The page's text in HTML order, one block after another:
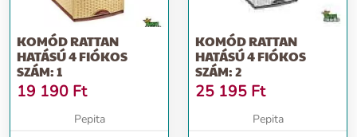
KOMÓD RATTAN
HATÁSÚ 4 FIÓKOS
SZÁM: 1
19 190 Ft
Pepita
KOMÓD RATTAN
HATÁSÚ 4 FIÓKOS
SZÁM: 2
25 195 Ft
Pepita